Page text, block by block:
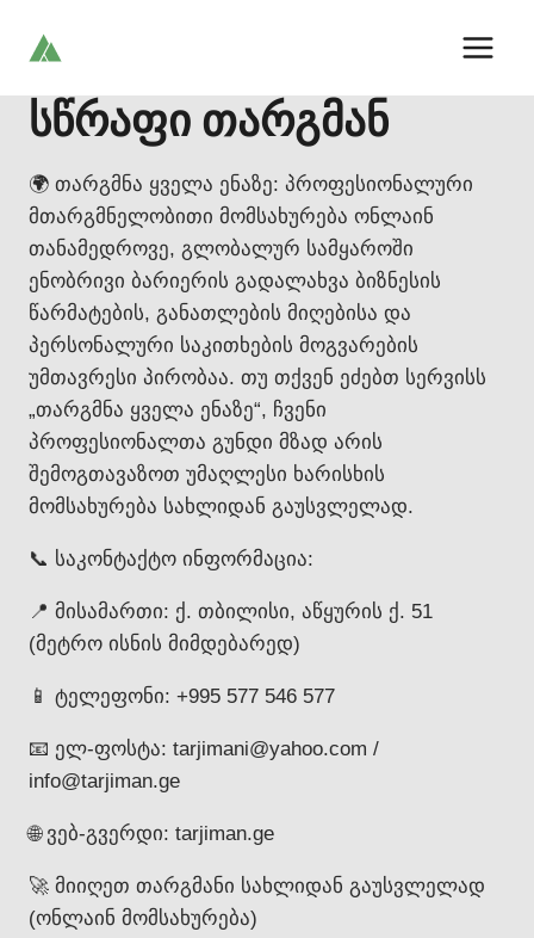
სწრაფი თარგმან
🌍 თარგმნა ყველა ენაზე: პროფესიონალური
მთარგმნელობითი მომსახურება ონლაინ
თანამედროვე, გლობალურ სამყაროში
ენობრივი ბარიერის გადალახვა ბიზნესის
წარმატების, განათლების მიღებისა და
პერსონალური საკითხების მოგვარების
უმთავრესი პირობაა. თუ თქვენ ეძებთ სერვისს
„თარგმნა ყველა ენაზე“, ჩვენი
პროფესიონალთა გუნდი მზად არის
შემოგთავაზოთ უმაღლესი ხარისხის
მომსახურება სახლიდან გაუსვლელად.
📞 საკონტაქტო ინფორმაცია:
📍 მისამართი: ქ. თბილისი, აწყურის ქ. 51
(მეტრო ისნის მიმდებარედ)
📱 ტელეფონი: +995 577 546 577
📧 ელ-ფოსტა: tarjimani@yahoo.com /
info@tarjiman.ge
🌐 ვებ-გვერდი: tarjiman.ge
🚀 მიიღეთ თარგმანი სახლიდან გაუსვლელად
(ონლაინ მომსახურება)